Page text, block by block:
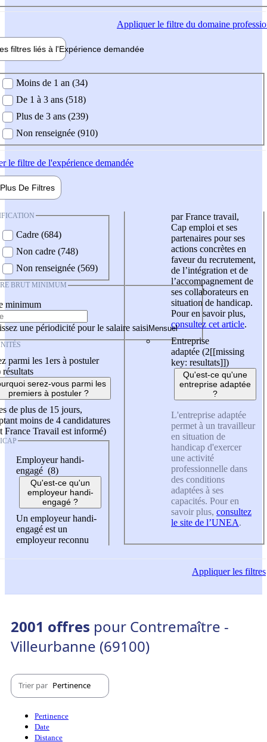
Appliquerle filtre du domaine
filtres liés à l'Expérience demandée
demandée
Moins de 1 an (34)
De 1 à 3 ans (518)
Plus de 3 ans (239)
Non renseignée (910)
le filtre de l'expérience demandée
Plus De Filtres
Cadre (684)
Non cadre (748)
Non renseignée (569)
BRUT MINIMUM
minimum
une périodicité pour le salaire saisi
parmi les 1ers à postuler
résultats
serez-vous parmi les
premiers à postuler ?
de plus de 15 jours,
moins de 4 candidatures
France Travail est informé)
Employeur handi-
engagé (8)
Qu'est-ce qu'un
employeur handi-
engagé ?
Un employeur handi-
engagé est un
employeur reconnu
par France travail,
Cap emploi et ses
partenaires pour ses
actions concrètes en
faveur du recrutement,
de l’intégration et de
l’accompagnement de
ses collaborateurs en
situation de handicap.
Pour en savoir plus,
consultez cet article.
Entreprise
adaptée (2[[missing
key: resultats]])
Qu'est-ce qu'une
entreprise adaptée
?
L'entreprise adaptée
permet à un travailleur
en situation de
handicap d'exercer
une activité
professionnelle dans
des conditions
adaptées à ses
capacités. Pour en
savoir plus, consultez
le site de l’UNEA.
Appliquerles filtres
2001 offres pour Contremaître -
Villeurbanne (69100)
Trier par Pertinence
Pertinence
Date
Distance